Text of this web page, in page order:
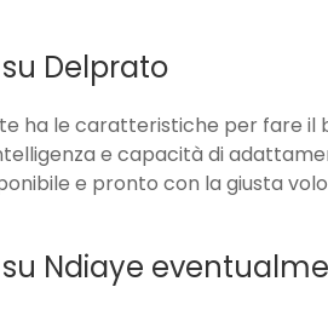
Delprato
ha le caratteristiche per fare il
e capacità di
e pronto con la giusta
Ndiaye